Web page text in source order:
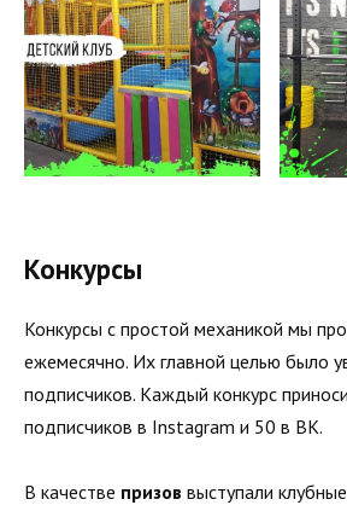
Конкурсы
Конкурсы с простой механикой мы
ежемесячно. Их главной целью было
подписчиков. Каждый конкурс
подписчиков в Instagram и 50 в ВК.
В качестве призов выступали